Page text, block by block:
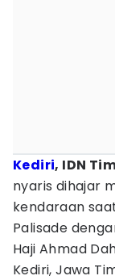
Kediri, IDN
nyaris dihajar
kendaraan
Palisade
Haji Ahmad
Kediri, Jawa